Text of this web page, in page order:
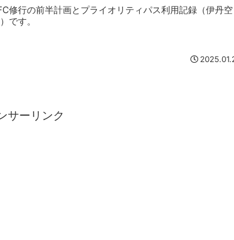
修行の前半計画とプライオリティパス利用記録（伊丹空
です。
サーリンク